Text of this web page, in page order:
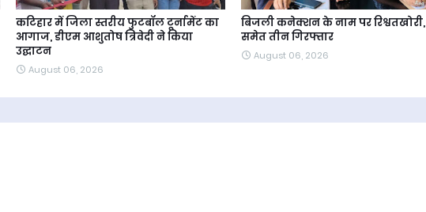
कटिहार में जिला स्तरीय फुटबॉल टूर्नामेंट का
आगाज, डीएम आशुतोष त्रिवेदी ने किया
उद्घाटन
August 06, 2026
बिजली कनेक्शन के नाम पर
समेत तीन गिरफ्तार
August 06, 2026